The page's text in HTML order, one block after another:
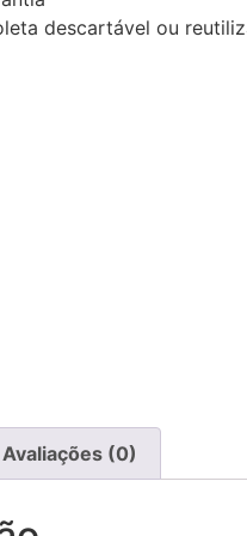
descartável ou
Avaliações (0)